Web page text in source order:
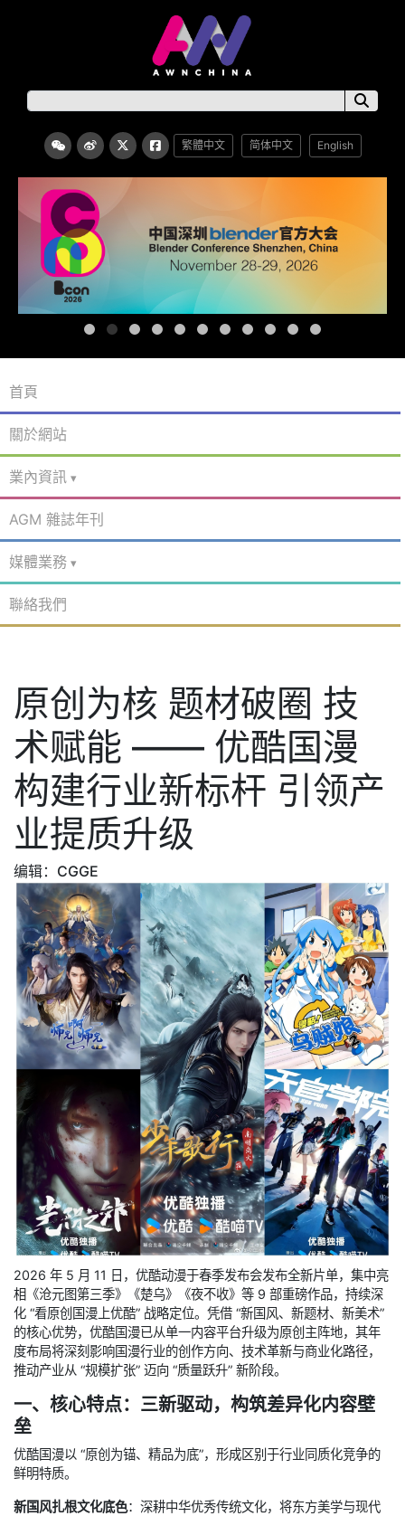
繁體中文 简体中文 English
首頁
關於網站
業內資訊
AGM 雜誌年刊
媒體業務
聯絡我們
原创为核 题材破圈 技
术赋能 —— 优酷国漫
构建行业新标杆 引领产
业提质升级
编辑：CGGE
2026 年 5 月 11 日，优酷动漫于春季发布会发布全新片单，集中亮
相《沧元图第三季》《楚乌》《夜不收》等 9 部重磅作品，持续深
化 “看原创国漫上优酷” 战略定位。凭借 “新国风、新题材、新美术”
的核心优势，优酷国漫已从单一内容平台升级为原创主阵地，其年
度布局将深刻影响国漫行业的创作方向、技术革新与商业化路径，
推动产业从 “规模扩张” 迈向 “质量跃升” 新阶段。
一、核心特点：三新驱动，构筑差异化内容壁
垒
优酷国漫以 “原创为锚、精品为底”，形成区别于行业同质化竞争的
鲜明特质。
新国风扎根文化底色：深耕中华优秀传统文化，将东方美学与现代